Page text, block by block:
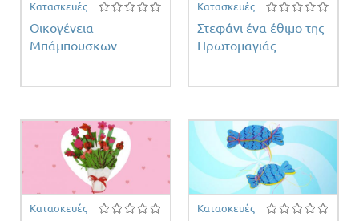
Κατασκευές
Οικογένεια
Μπάμπουσκων
Κατασκευές
Στεφάνι ένα έθιμο της
Πρωτομαγιάς
Κατασκευές Κατασκευές